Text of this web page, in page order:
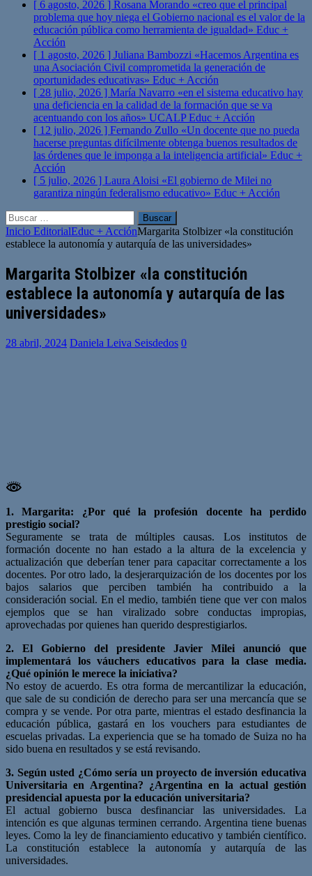
[ 6 agosto, 2026 ] Rosana Morando «creo que el principal
problema que hoy niega el Gobierno nacional es el valor de la
educación pública como herramienta de igualdad» Educ +
Acción
[ 1 agosto, 2026 ] Juliana Bambozzi «Hacemos Argentina es
una Asociación Civil comprometida la generación de
oportunidades educativas» Educ + Acción
[ 28 julio, 2026 ] María Navarro «en el sistema educativo hay
una deficiencia en la calidad de la formación que se va
acentuando con los años» UCALPEduc + Acción
[ 12 julio, 2026 ] Fernando Zullo «Un docente que no pueda
hacerse preguntas difícilmente obtenga buenos resultados de
las órdenes que le imponga a la inteligencia artificial» Educ +
Acción
[ 5 julio, 2026 ] Laura Aloisi «El gobierno de Milei no
garantiza ningún federalismo educativo» Educ + Acción
Buscar:
Inicio EditorialEduc + AcciónMargarita Stolbizer «la constitución
establece la autonomía y autarquía de las universidades»
Margarita Stolbizer «la constitución
establece la autonomía y autarquía de las
universidades»
28 abril, 2024 Daniela Leiva Seisdedos 0
1. Margarita: ¿Por qué la profesión docente ha perdido
prestigio social?
Seguramente se trata de múltiples causas. Los institutos de
formación docente no han estado a la altura de la excelencia y
actualización que deberían tener para capacitar correctamente a los
docentes. Por otro lado, la desjerarquización de los docentes por los
bajos salarios que perciben también ha contribuido a la
consideración social. En el medio, también tiene que ver con malos
ejemplos que se han viralizado sobre conductas impropias,
aprovechadas por quienes han querido desprestigiarlos.
2. El Gobierno del presidente Javier Milei anunció que
implementará los váuchers educativos para la clase media.
¿Qué opinión le merece la iniciativa?
No estoy de acuerdo. Es otra forma de mercantilizar la educación,
que sale de su condición de derecho para ser una mercancía que se
compra y se vende. Por otra parte, mientras el estado desfinancia la
educación pública, gastará en los vouchers para estudiantes de
escuelas privadas. La experiencia que se ha tomado de Suiza no ha
sido buena en resultados y se está revisando.
3. Según usted ¿Cómo sería un proyecto de inversión educativa
Universitaria en Argentina? ¿Argentina en la actual gestión
presidencial apuesta por la educación universitaria?
El actual gobierno busca desfinanciar las universidades. La
intención es que algunas terminen cerrando. Argentina tiene buenas
leyes. Como la ley de financiamiento educativo y también científico.
La constitución establece la autonomía y autarquía de las
universidades.